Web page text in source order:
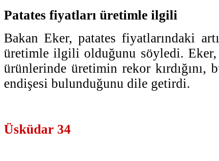
Patates fiyatları üretimle ilgili
Bakan Eker, patates fiyatlarındaki
üretimle ilgili olduğunu söyledi. Eker,
ürünlerinde üretimin rekor kırdığını,
endişesi bulunduğunu dile getirdi.
Üsküdar 34